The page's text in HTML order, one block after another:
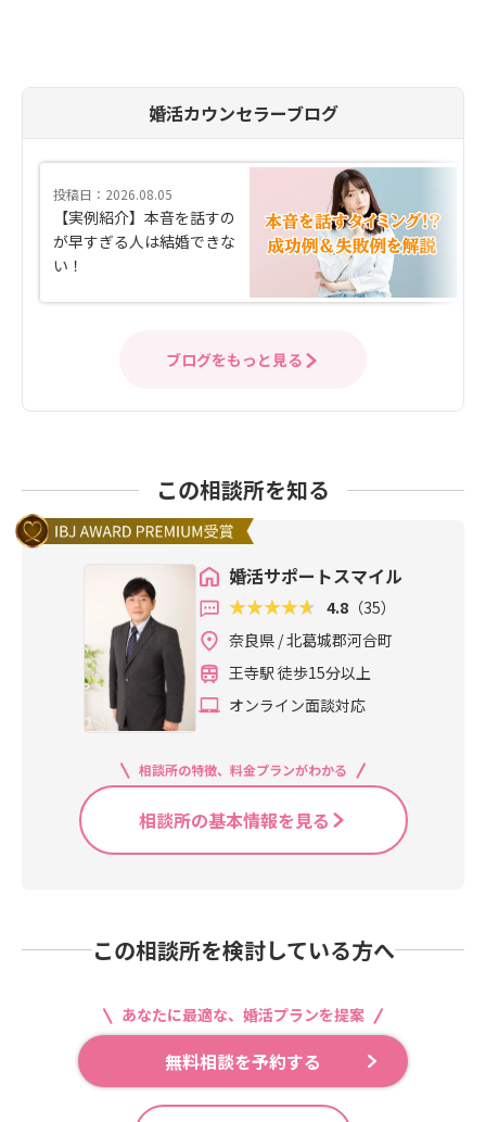
婚活カウンセラーブログ
投稿日：2026.08.05
【実例紹介】本音を話すの
が早すぎる人は結婚できな
い！
ブログをもっと見る
この相談所を知る
婚活サポートスマイル
4.8 （35）
奈良県 / 北葛城郡河合町
王寺駅 徒歩15分以上
オンライン面談対応
相談所の特徴、料金プランがわかる
相談所の基本情報を見る
この相談所を検討している方へ
あなたに最適な、婚活プランを提案
無料相談を予約する